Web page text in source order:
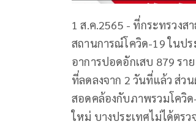
1 ส.ค.2565 ​- ที่กระทรวง
สถานการณ์โควิด-19 ในปร
อาการปอดอักเสบ 879 รา
ที่ลดลงจาก 2 วันที่แล้ว ส่ว
สอดคล้องกับภาพรวมโควิ
ใหม่ บางประเทศไม่ได้ตร